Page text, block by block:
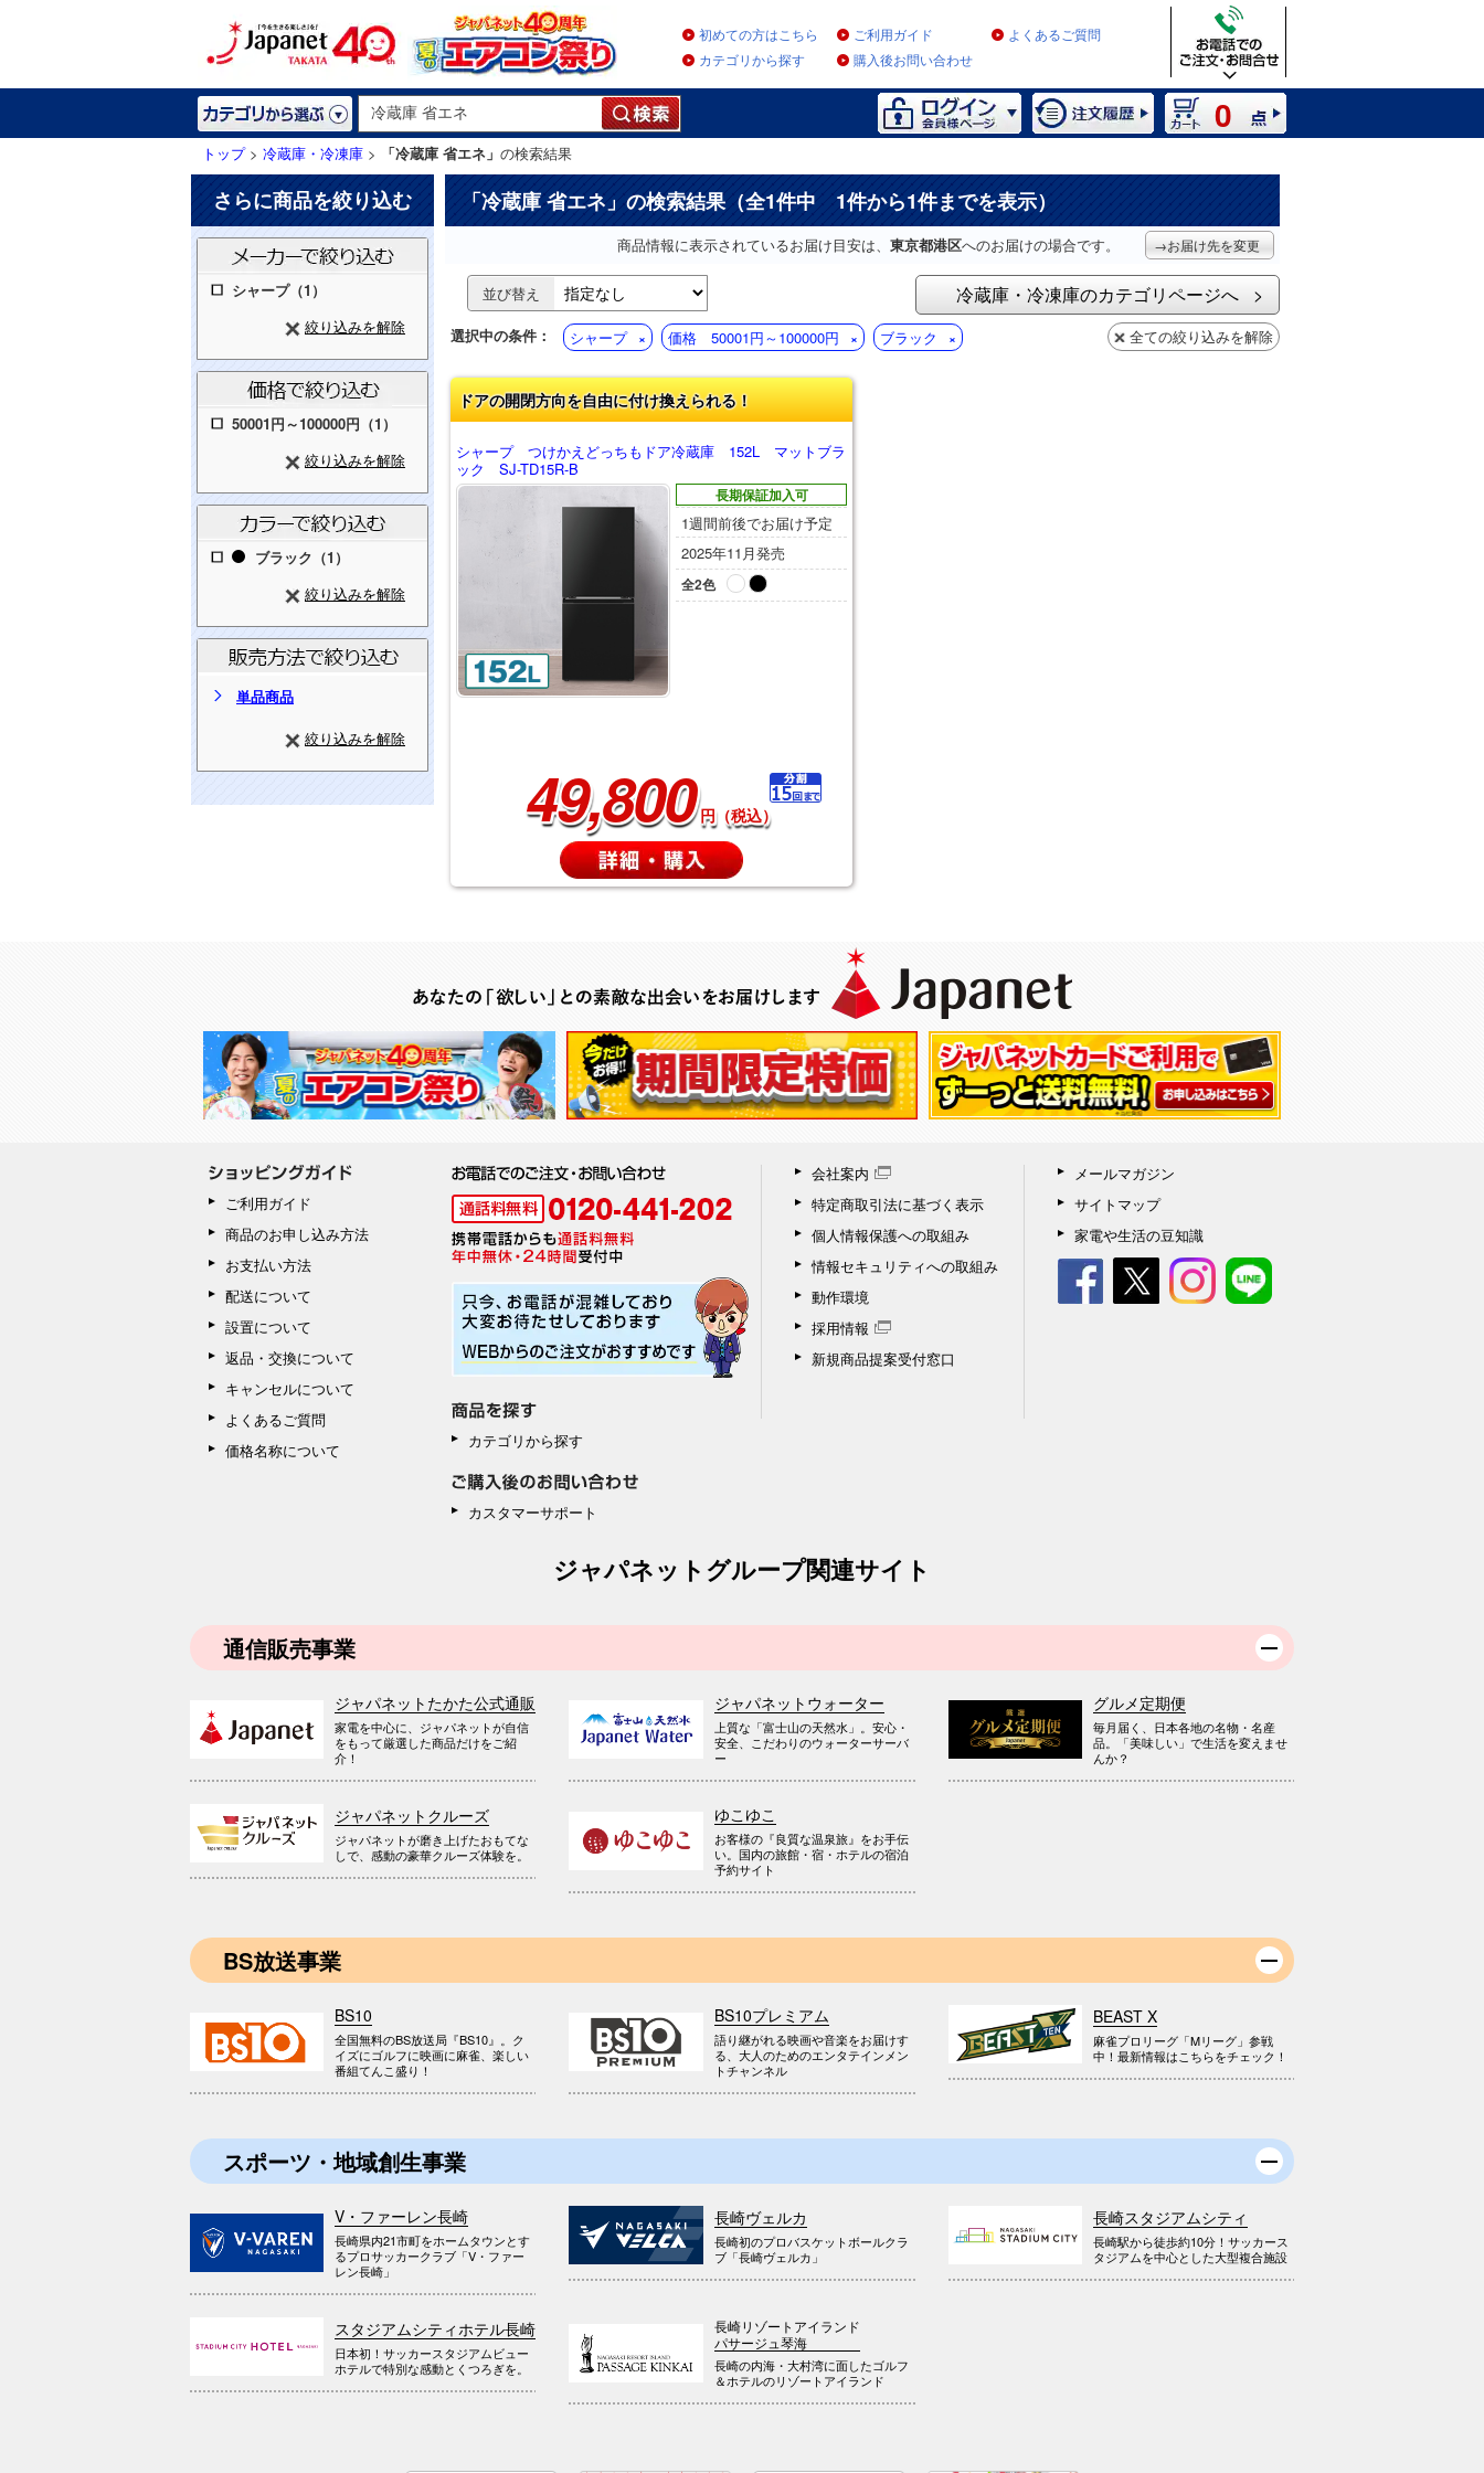
初めての方はこちら ご利用ガイド
よくあるご質問
カテゴリから探す
購入後お問い合わせ
0
トップ> 冷蔵庫・冷凍庫 > 「冷蔵庫 省エネ」 の検索結果
さらに商品を絞り込む
シャープ（1）
絞り込みを解除
50001円～100000円（1）
絞り込みを解除
ブラック（1）
絞り込みを解除
単品商品
絞り込みを解除
「冷蔵庫 省エネ 」の検索結果（全1件中 1件から1件までを表示）
商品情報に表示されているお届け目安は、 東京都港区へのお届けの場合です。 →お届け先を変更
並び替え 冷蔵庫・冷凍庫のカテゴリページへ
選択中の条件： シャープ 価格 50001円～100000円 ブラック 全ての絞り込みを解除
ドアの開閉方向を自由に付け換えられる！
シャープ つけかえどっちもドア冷蔵庫 152L マットブラ
ック SJ-TD15R-B
長期保証加入可
1週間前後でお届け予定
2025年11月発売
全2色
49,800 円（税込）
ご利用ガイド
商品のお申し込み方法
お支払い方法
配送について
設置について
返品・交換について
キャンセルについて
よくあるご質問
価格名称について
カテゴリから探す
カスタマーサポート
会社案内
特定商取引法に基づく表示
個人情報保護への取組み
情報セキュリティへの取組み
動作環境
採用情報
新規商品提案受付窓口
メールマガジン
サイトマップ
家電や生活の豆知識
ジャパネットグループ関連サイト
通信販売事業
ジャパネットたかた公式通販
家電を中心に、ジャパネットが自信
をもって厳選した商品だけをご紹
介！
ジャパネットウォーター
上質な「富士山の天然水」。安心・
安全、こだわりのウォーターサーバ
ー
グルメ定期便
毎月届く、日本各地の名物・名産
品。「美味しい」で生活を変えませ
んか？
ジャパネットクルーズ
ジャパネットが磨き上げたおもてな
しで、感動の豪華クルーズ体験を。
ゆこゆこ
お客様の『良質な温泉旅』をお手伝
い。国内の旅館・宿・ホテルの宿泊
予約サイト
BS放送事業
BS10
全国無料のBS放送局『BS10』。ク
イズにゴルフに映画に麻雀、楽しい
番組てんこ盛り！
BS10プレミアム
語り継がれる映画や音楽をお届けす
る、大人のためのエンタテインメン
トチャンネル
BEAST X
麻雀プロリーグ「Mリーグ」参戦
中！最新情報はこちらをチェック！
スポーツ・地域創生事業
V・ファーレン長崎
長崎県内21市町をホームタウンとす
るプロサッカークラブ「V・ファー
レン長崎」
長崎ヴェルカ
長崎初のプロバスケットボールクラ
ブ「長崎ヴェルカ」
長崎スタジアムシティ
長崎駅から徒歩約10分！サッカース
タジアムを中心とした大型複合施設
スタジアムシティホテル長崎
日本初！サッカースタジアムビュー
ホテルで特別な感動とくつろぎを。
長崎リゾートアイランド
パサージュ琴海
長崎の内海・大村湾に面したゴルフ
＆ホテルのリゾートアイランド